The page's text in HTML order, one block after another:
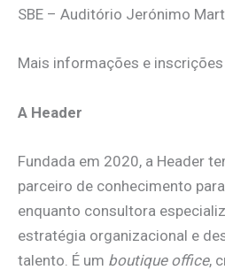
SBE – Auditório Jerónimo
Mais informações e inscrições
A Header
Fundada em 2020, a Header
parceiro de conhecimento
enquanto consultora
estratégia organizacional e
talento. É um boutique office,